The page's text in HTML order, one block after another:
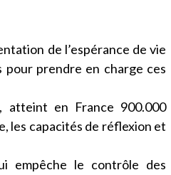
de l’espérance de vie
pour prendre en charge ces
atteint en France 900.000
les capacités de réflexion et
empêche le contrôle des